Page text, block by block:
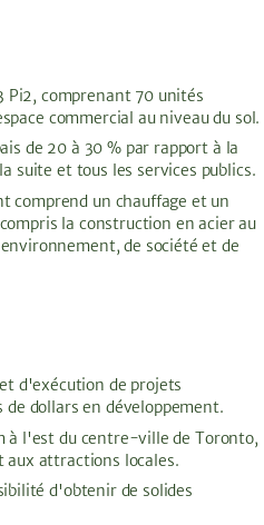
Pi2, comprenant 70 unités
commercial au niveau du sol.
de 20 à 30 % par rapport à la
suite et tous les services publics.
comprend un chauffage et un
la construction en acier au
de société et de
d'exécution de projets
dollars en développement.
à l'est du centre-ville de Toronto,
aux attractions locales.
d'obtenir de solides